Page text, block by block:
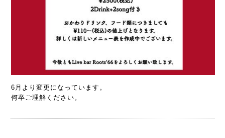
6月より変更になっています。
何卒ご理解ください。